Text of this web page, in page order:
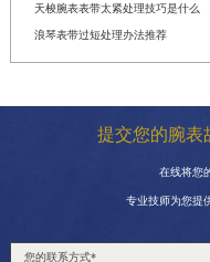
天梭腕表表带太紧处理技巧是什么
浪琴表带过短处理办法推荐
提交您的腕表
在线将您
专业技师为您提